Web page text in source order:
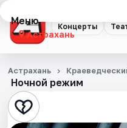
Концерты
Меню
Астрахань
Концерты
Театр
Стендап
Ночной режим
Астрахань